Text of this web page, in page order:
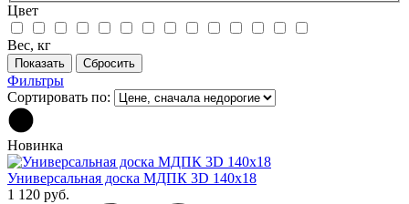
Цвет
Вес, кг
Фильтры
Сортировать по:
Новинка
Универсальная доска МДПК 3D 140x18
1 120 руб.